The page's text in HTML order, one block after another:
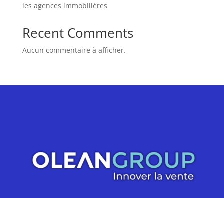
les agences immobilières
Recent Comments
Aucun commentaire à afficher.